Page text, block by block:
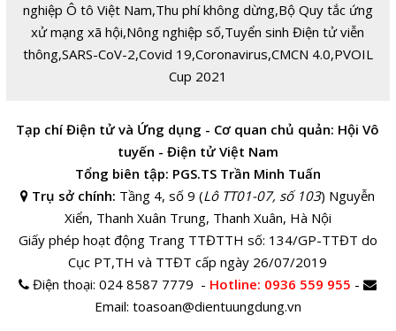
nghiệp Ô tô Việt Nam,Thu phí không dừng,Bộ Quy tắc ứng
xử mạng xã hội,Nông nghiệp số,Tuyển sinh Điện tử viễn
thông,SARS-CoV-2,Covid 19,Coronavirus,CMCN 4.0,PVOIL
Cup 2021
Tạp chí Điện tử và Ứng dụng - Cơ quan chủ quản: Hội Vô
tuyến - Điện tử Việt Nam
Tổng biên tập: PGS.TS Trần Minh Tuấn
Trụ sở chính: Tầng 4, số 9 (Lô TT01-07, số 103) Nguyễn
Xiển, Thanh Xuân Trung, Thanh Xuân, Hà Nội
Giấy phép hoạt động Trang TTĐTTH số: 134/GP-TTĐT do
Cục PT,TH và TTĐT cấp ngày 26/07/2019
Điện thoại:024 8587 7779 - Hotline: 0936 559 955 -
Email: toasoan@dientuungdung.vn